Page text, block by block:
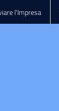
l'Impresa